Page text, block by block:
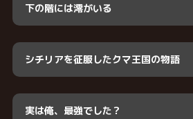
下の階には澪がいる
シチリアを征服したクマ王国の物語
実は俺、最強でした？